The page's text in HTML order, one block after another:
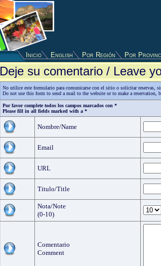
Inicio English Por Región Por
Deje su comentario / Leave
No utilice este formulario para comunicarse con el sitio o solicitar reservas,
Do not use this form to send a mail to the website or to make a
Por favor complete todos los campos marcados con *
Please fill in all fields marked with a *
Nombre/Name
Email
URL
Titulo/Title
Nota/Note
(0-10)
Comentario
Comment